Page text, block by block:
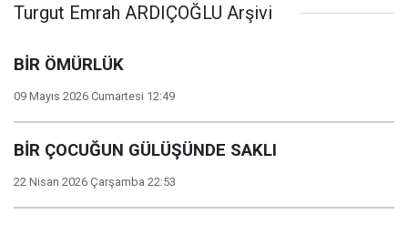
Turgut Emrah ARDIÇOĞLU Arşivi
BİR ÖMÜRLÜK
09 Mayıs 2026 Cumartesi 12:49
BİR ÇOCUĞUN GÜLÜŞÜNDE SAKLI
22 Nisan 2026 Çarşamba 22:53